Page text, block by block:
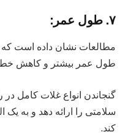
۷. طول عمر:
مطالعات نشان داده است که
طول عمر بیشتر و کاهش
گنجاندن انواع غلات کامل در
سلامتی را ارائه دهد و به
کند.